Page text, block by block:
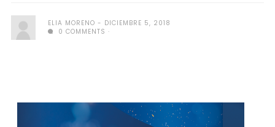
ELIA MORENO
DICIEMBRE 5, 2018
0 COMMENTS